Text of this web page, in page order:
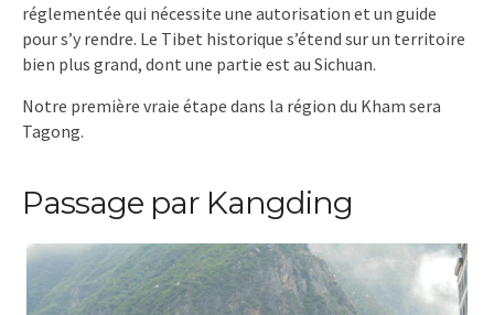
réglementée qui nécessite une autorisation et un guide
pour s’y rendre. Le Tibet historique s’étend sur un territoire
bien plus grand, dont une partie est au Sichuan.
Notre première vraie étape dans la région du Kham sera
Tagong.
Passage par Kangding